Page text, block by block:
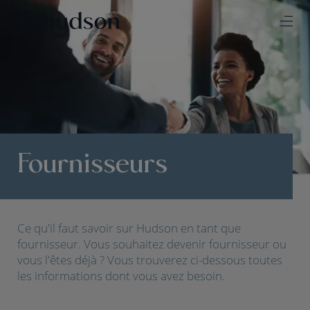
Fournisseurs
Ce qu'il faut savoir sur Hudson en tant que
fournisseur. Vous souhaitez devenir fournisseur ou
vous l'êtes déjà ? Vous trouverez ci-dessous toutes
les informations dont vous avez besoin.